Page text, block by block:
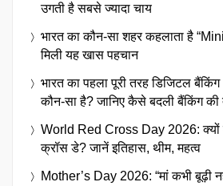
उगती है सबसे ज्यादा चाय
भारत का कौन-सा शहर कहलाता है
मिली यह खास पहचान
भारत का पहला पूरी तरह डिजिटल बैंकिंग
कौन-सा है? जानिए कैसे बदली बैंकिंग की
World Red Cross Day 2026: क्यों
क्रॉस डे? जानें इतिहास, थीम, महत्व
Mother’s Day 2026: “मां कभी बूढ़ी